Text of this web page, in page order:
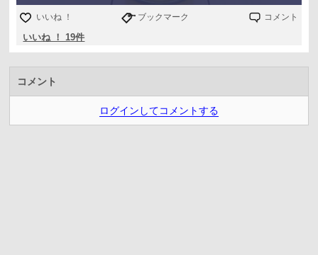
いいね ！ ブックマーク コメント
いいね ！ 19件
コメント
ログインしてコメントする